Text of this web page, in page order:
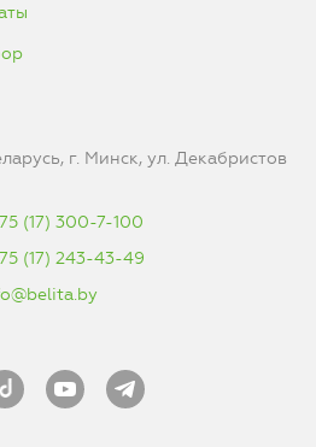
г. Минск, ул. Декабристов
(17) 300-7-100
(17) 243-43-49